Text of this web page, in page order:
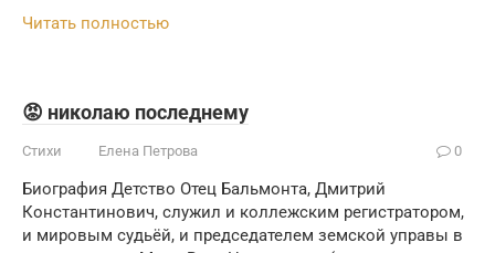
Читать полностью
😡 николаю последнему
Стихи Елена Петрова 0
Биография Детство Отец Бальмонта, Дмитрий
Константинович, служил и коллежским регистратором,
и мировым судьёй, и председателем земской управы в